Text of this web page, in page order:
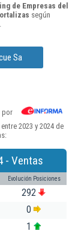
de Empresas del
según
Sa
por
2023 y 2024 de
- Ventas
Evolución Posiciones
292
0
1